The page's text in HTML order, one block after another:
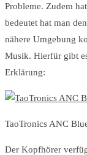
Probleme. Zudem
bedeutet hat man
nähere Umgebung
Musik. Hierfür gibt
Erklärung:
TaoTronics ANC
Der Kopfhörer